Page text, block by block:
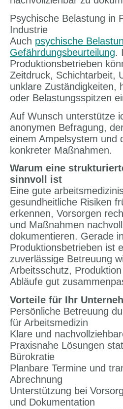
Psychische Belastung in
Industrie
Auch psychische
Gefährdungsbeurteilung.
Produktionsbetrieben
Zeitdruck, Schichtarbeit,
unklare Zuständigkeiten,
oder Belastungsspitzen
Auf Wunsch unterstütze
anonymen Befragung,
einem Ampelsystem und
konkreter Maßnahmen.
Warum eine
sinnvoll ist
Eine gute
gesundheitliche Risiken
erkennen, Vorsorgen
und Maßnahmen
dokumentieren. Gerade
Produktionsbetrieben ist
zuverlässige Betreuung
Arbeitsschutz,
Abläufe gut
Vorteile für Ihr
Persönliche Betreuung
für Arbeitsmedizin
Klare und
Praxisnahe Lösungen
Bürokratie
Planbare Termine und
Abrechnung
Unterstützung bei
und Dokumentation